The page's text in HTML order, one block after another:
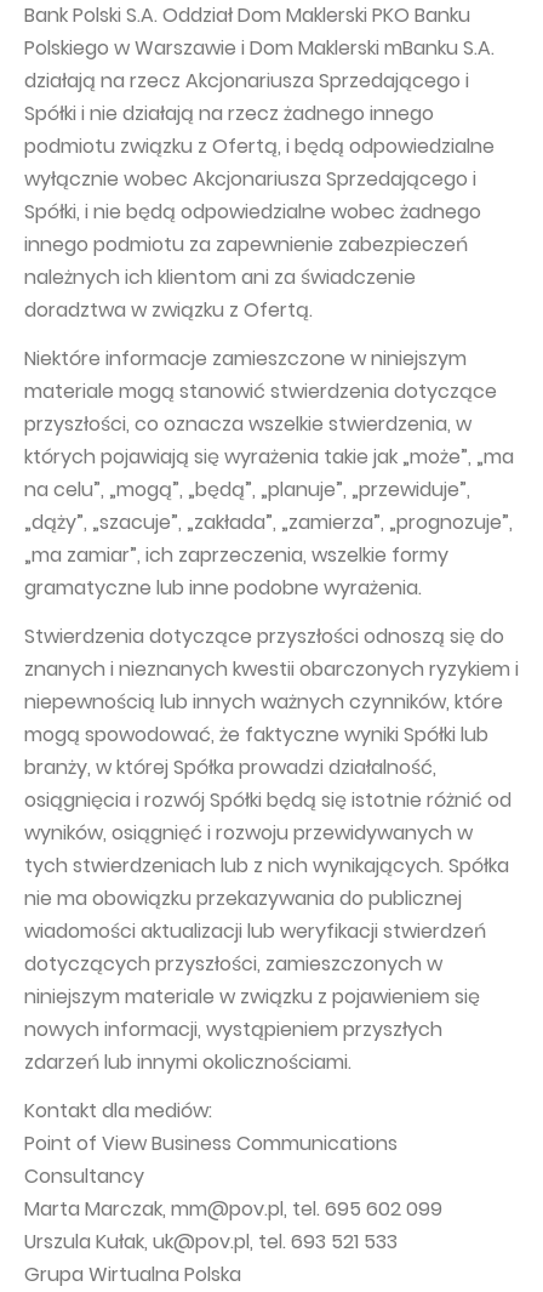
Bank Polski S.A. Oddział Dom Maklerski PKO Banku
Polskiego w Warszawie i Dom Maklerski mBanku S.A.
działają na rzecz Akcjonariusza Sprzedającego i
Spółki i nie działają na rzecz żadnego innego
podmiotu związku z Ofertą, i będą odpowiedzialne
wyłącznie wobec Akcjonariusza Sprzedającego i
Spółki, i nie będą odpowiedzialne wobec żadnego
innego podmiotu za zapewnienie zabezpieczeń
należnych ich klientom ani za świadczenie
doradztwa w związku z Ofertą.
Niektóre informacje zamieszczone w niniejszym
materiale mogą stanowić stwierdzenia dotyczące
przyszłości, co oznacza wszelkie stwierdzenia, w
których pojawiają się wyrażenia takie jak „może”, „ma
na celu”, „mogą”, „będą”, „planuje”, „przewiduje”,
„dąży”, „szacuje”, „zakłada”, „zamierza”, „prognozuje”,
„ma zamiar”, ich zaprzeczenia, wszelkie formy
gramatyczne lub inne podobne wyrażenia.
Stwierdzenia dotyczące przyszłości odnoszą się do
znanych i nieznanych kwestii obarczonych ryzykiem i
niepewnością lub innych ważnych czynników, które
mogą spowodować, że faktyczne wyniki Spółki lub
branży, w której Spółka prowadzi działalność,
osiągnięcia i rozwój Spółki będą się istotnie różnić od
wyników, osiągnięć i rozwoju przewidywanych w
tych stwierdzeniach lub z nich wynikających. Spółka
nie ma obowiązku przekazywania do publicznej
wiadomości aktualizacji lub weryfikacji stwierdzeń
dotyczących przyszłości, zamieszczonych w
niniejszym materiale w związku z pojawieniem się
nowych informacji, wystąpieniem przyszłych
zdarzeń lub innymi okolicznościami.
Kontakt dla mediów:
Point of View Business Communications
Consultancy
Marta Marczak, mm@pov.pl, tel. 695 602 099
Urszula Kułak, uk@pov.pl, tel. 693 521 533
Grupa Wirtualna Polska